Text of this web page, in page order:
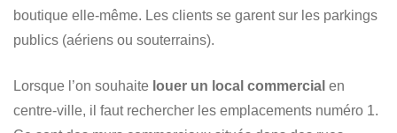
boutique elle-même. Les clients se garent sur les parkings
publics (aériens ou souterrains).
Lorsque l’on souhaite louer un local commercial en
centre-ville, il faut rechercher les emplacements numéro 1.